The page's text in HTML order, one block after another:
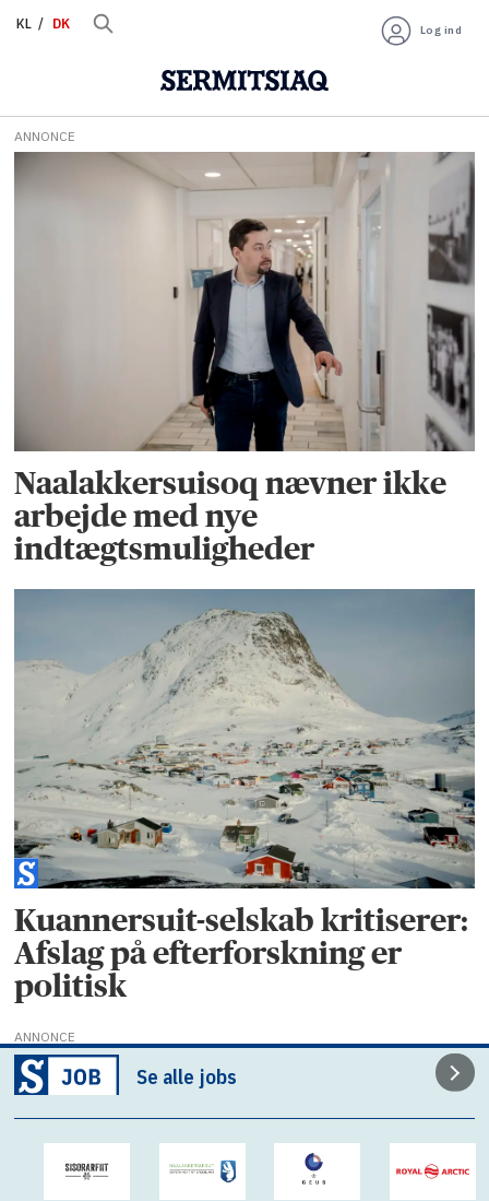
KL DK Log ind
Tag:
kuannersuit
ANNONCE
Naalakkersuisoq nævner ikke
arbejde med nye
indtægtsmuligheder
Kuannersuit-selskab kritiserer:
Afslag på efterforskning er
politisk
ANNONCE
Se alle jobs